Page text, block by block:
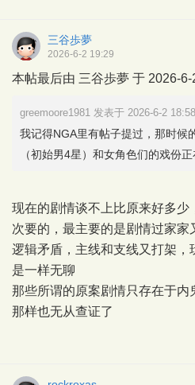
三谷歩夢
2026-6-2 19:29
本帖最后由 三谷歩夢 于 2026-
greemoore1981 发表于 2026-6-2 18:58
我记得NGA里有帖子提过，那时候
（初始男4星）和女角色们的戏份正
现在的剧情谈不上比原来好多
次要的，最主要的是剧情过家
逻辑矛盾，主线和支线又打架
是一样无聊
那些所谓的原案剧情只存在于内
那样也无从查证了